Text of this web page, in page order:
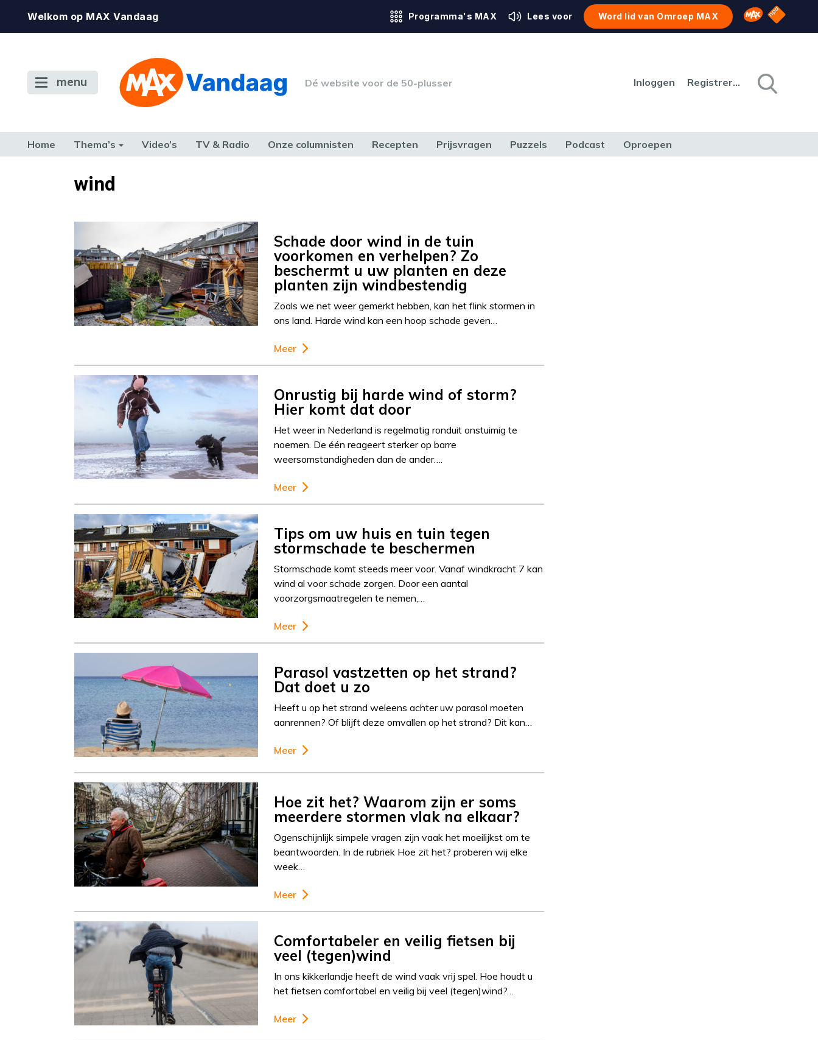
Welkom op MAX Vandaag Programma's MAX Lees voor Word lid van Omroep MAX Omroep MAX
NPO
menu Dé website voor de 50-plusser Inloggen Registreren
Home Thema’s Video’s TV & Radio Onze columnisten Recepten Prijsvragen Puzzels Podcast Oproepen
TERUG NAAR TOEN
wind
Schade door wind in de tuin
voorkomen en verhelpen? Zo
beschermt u uw planten en deze
planten zijn windbestendig
Zoals we net weer gemerkt hebben, kan het flink stormen in
ons land. Harde wind kan een hoop schade geven…
Meer
Onrustig bij harde wind of storm?
Hier komt dat door
Het weer in Nederland is regelmatig ronduit onstuimig te
noemen. De één reageert sterker op barre
weersomstandigheden dan de ander….
Meer
Tips om uw huis en tuin tegen
stormschade te beschermen
Stormschade komt steeds meer voor. Vanaf windkracht 7 kan
wind al voor schade zorgen. Door een aantal
voorzorgsmaatregelen te nemen,…
Meer
Parasol vastzetten op het strand?
Dat doet u zo
Heeft u op het strand weleens achter uw parasol moeten
aanrennen? Of blijft deze omvallen op het strand? Dit kan…
Meer
Hoe zit het? Waarom zijn er soms
meerdere stormen vlak na elkaar?
Ogenschijnlijk simpele vragen zijn vaak het moeilijkst om te
beantwoorden. In de rubriek Hoe zit het? proberen wij elke
week…
Meer
Comfortabeler en veilig fietsen bij
veel (tegen)wind
In ons kikkerlandje heeft de wind vaak vrij spel. Hoe houdt u
het fietsen comfortabel en veilig bij veel (tegen)wind?…
Meer